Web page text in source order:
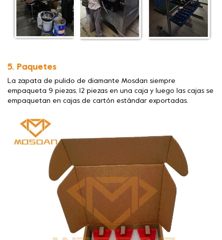
5. Paquetes
La zapata de pulido de diamante Mosdan siempre
empaqueta 9 piezas, 12 piezas en una caja y luego las cajas se
empaquetan en cajas de cartón estándar exportadas.